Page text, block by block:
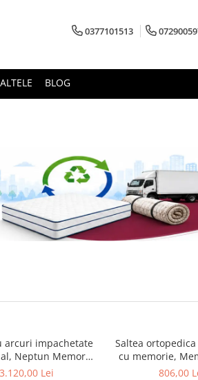
0377101513
BLOG
arcuri impachetate
Neptun Memory
Comfort
3.120,00 Lei
Saltea
cu memorie,
Paris,
806,00